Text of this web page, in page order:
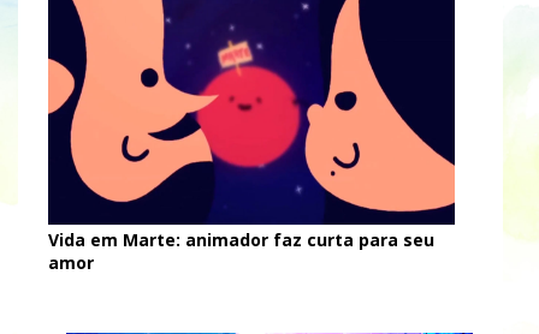
Vida em Marte: animador faz curta para seu
amor